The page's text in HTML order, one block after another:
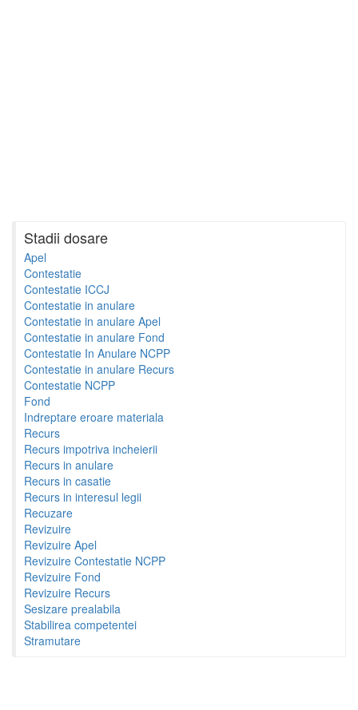
Stadii dosare
Apel
Contestatie
Contestatie ICCJ
Contestatie in anulare
Contestatie in anulare Apel
Contestatie in anulare Fond
Contestatie In Anulare NCPP
Contestatie in anulare Recurs
Contestatie NCPP
Fond
Indreptare eroare materiala
Recurs
Recurs impotriva incheierii
Recurs in anulare
Recurs in casatie
Recurs in interesul legii
Recuzare
Revizuire
Revizuire Apel
Revizuire Contestatie NCPP
Revizuire Fond
Revizuire Recurs
Sesizare prealabila
Stabilirea competentei
Stramutare